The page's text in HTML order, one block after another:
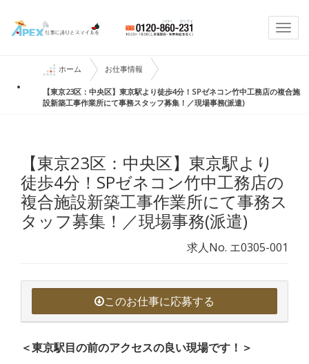
ホーム お仕事情報
【東京23区：中央区】東京駅より徒歩4分！SPゼネコン竹中工務店の複合施
設新築工事作業所にて事務スタッフ募集！／現場事務(派遣)
【東京23区：中央区】東京駅より
徒歩4分！SPゼネコン竹中工務店の
複合施設新築工事作業所にて事務ス
タッフ募集！／現場事務(派遣)
求人No. エ0305-001
このお仕事に応募する
＜東京駅目の前のアクセスの良い現場です！＞